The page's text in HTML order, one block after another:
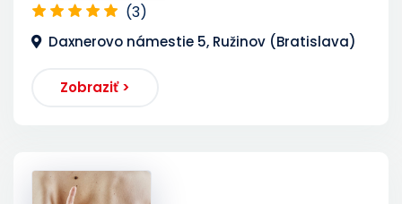
(3)
Daxnerovo námestie 5, Ružinov (Bratislava)
Zobraziť >